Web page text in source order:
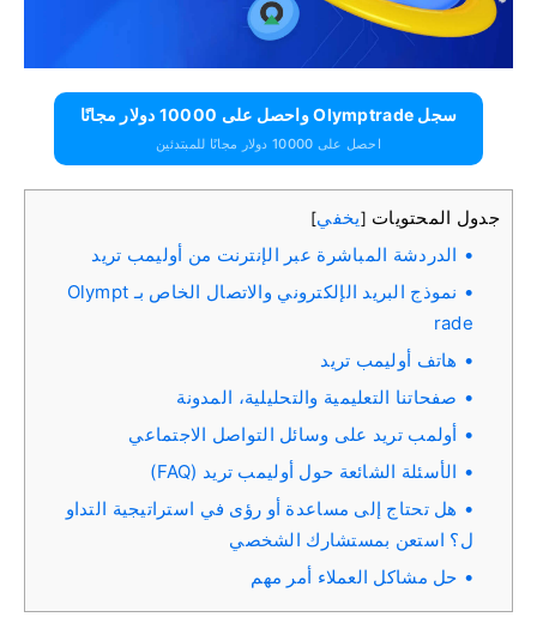
سجل Olymptrade واحصل على 10000 دولار مجانًا
احصل على 10000 دولار مجانًا للمبتدئين
جدول المحتويات [يخفي]
الدردشة المباشرة عبر الإنترنت من أوليمب تريد
نموذج البريد الإلكتروني والاتصال الخاص بـ Olympt
rade
هاتف أوليمب تريد
صفحاتنا التعليمية والتحليلية، المدونة
أولمب تريد على وسائل التواصل الاجتماعي
الأسئلة الشائعة حول أوليمب تريد (FAQ)
هل تحتاج إلى مساعدة أو رؤى في استراتيجية التداو
ل؟ استعن بمستشارك الشخصي
حل مشاكل العملاء أمر مهم